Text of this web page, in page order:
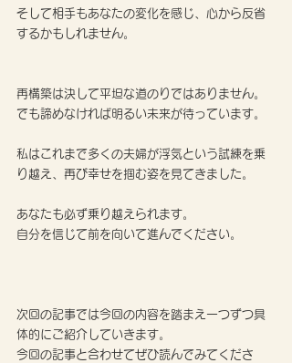
そして相手もあなたの変化を感じ、心から反省
するかもしれません。
再構築は決して平坦な道のりではありません。
でも諦めなければ明るい未来が待っています。
私はこれまで多くの夫婦が浮気という試練を乗
り越え、再び幸せを掴む姿を見てきました。
あなたも必ず乗り越えられます。
自分を信じて前を向いて進んでください。
次回の記事では今回の内容を踏まえ一つずつ具
体的にご紹介していきます。
今回の記事と合わせてぜひ読んでみてくださ